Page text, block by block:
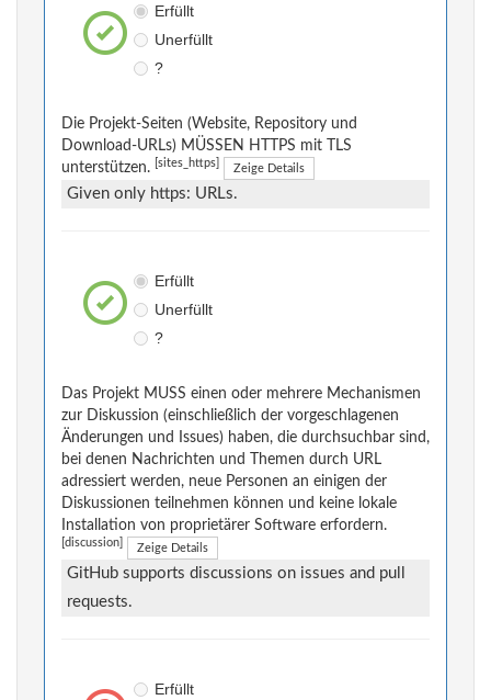
Erfüllt
Unerfüllt
?
Die Projekt-Seiten (Website, Repository und
Download-URLs) MÜSSEN HTTPS mit TLS
unterstützen.
[sites_https] Zeige Details
Given only https: URLs.
Erfüllt
Unerfüllt
?
Das Projekt MUSS einen oder mehrere Mechanismen
zur Diskussion (einschließlich der vorgeschlagenen
Änderungen und Issues) haben, die durchsuchbar sind,
bei denen Nachrichten und Themen durch URL
adressiert werden, neue Personen an einigen der
Diskussionen teilnehmen können und keine lokale
Installation von proprietärer Software erfordern.
[discussion] Zeige Details
GitHub supports discussions on issues and pull
requests.
Erfüllt